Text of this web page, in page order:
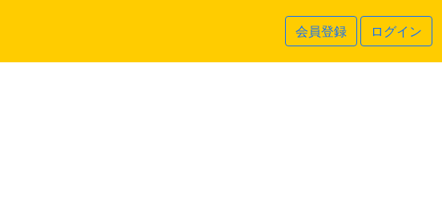
会員登録 ログイン